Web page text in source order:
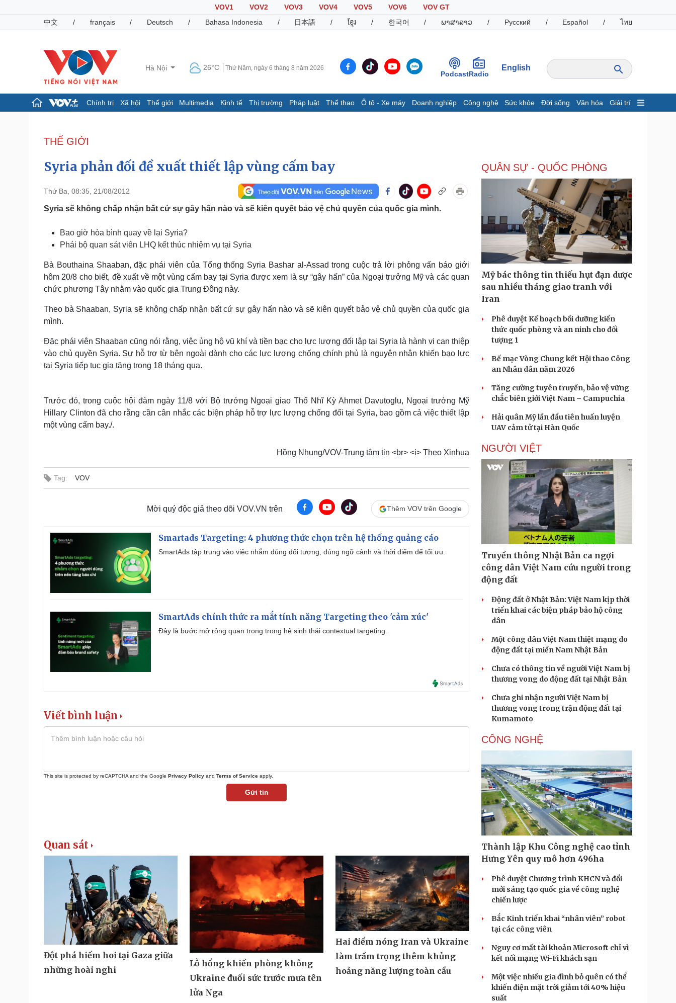
VOV1 VOV2 VOV3 VOV4 VOV5 VOV6
VOV GT
中文
/ français / Deutsch / Bahasa Indonesia / 日本語 / ខ្មែរ / 한국어 / ພາສາລາວ / Русский / Español / ไทย
Hà Nội 26°C Thứ Năm, ngày 6 tháng 8 năm 2026
PodcastRadio
English
Chính trị Xã hội Thế giới Multimedia Kinh tế Thị trường Pháp luật Thể thao Ô tô - Xe máy Doanh nghiệp Công nghệ Sức khỏe Đời sống Văn hóa Giải trí
Đảng
Tổ chức nhân sự
Nhận diện sự thật
Giáo dục
Dấu ấn VOV
Chứng khoán
Giá cà phê
Pháp luật
Tin nóng
Tư vấn luật
Quân sự - Quốc phòng
Việt Nam
Phân tích
Thể thao
Thế giới thể thao
Hậu trường
Ô tô - Xe máy
Thông tin doanh nghiệp
Vì cộng đồng
Công nghệ
Sành điệu
Tin Công nghệ
Trải nghiệm
Chuyển đổi số
Sức khỏe
Dinh dưỡng - món ngon
Cây thuốc
Sản phụ khoa
Nhi khoa
Làm đẹp - giảm cân
Phòng mạch online
Ăn sạch sống khỏe
Đời sống
Nhà đẹp
Blog
Tình yêu - Gia đình
Văn hóa
Văn học
Âm nhạc
Giải trí
Thời trang
Sao Việt
Du lịch
Săn Tour
check-in
Podcast
Câu chuyện thời sự
Cửa sổ tình yêu
Kể chuyện cho bé
Hạt giống tâm hồn
THẾ GIỚI
Syria phản đối đề xuất thiết lập vùng cấm bay
Thứ Ba, 08:35, 21/08/2012
Syria sẽ không chấp nhận bất cứ sự gây hấn nào và sẽ kiên quyết bảo vệ chủ quyền của quốc gia mình.
Bao giờ hòa bình quay về lại Syria?
Phái bộ quan sát viên LHQ kết thúc nhiệm vụ tại Syria
Bà Bouthaina Shaaban, đặc phái viên của Tổng thống Syria Bashar al-Assad trong cuộc trả lời phỏng vấn báo giới
hôm 20/8 cho biết, đề xuất về một vùng cấm bay tại Syria được xem là sự “gây hấn” của Ngoại trưởng Mỹ và các quan
chức phương Tây nhằm vào quốc gia Trung Đông này.
Theo bà Shaaban, Syria sẽ không chấp nhận bất cứ sự gây hấn nào và sẽ kiên quyết bảo vệ chủ quyền của quốc gia
mình.
Đặc phái viên Shaaban cũng nói rằng, việc ủng hộ vũ khí và tiền bạc cho lực lượng đối lập tại Syria là hành vi can thiệp
vào chủ quyền Syria. Sự hỗ trợ từ bên ngoài dành cho các lực lượng chống chính phủ là nguyên nhân khiến bạo lực
tại Syria tiếp tục gia tăng trong 18 tháng qua.
Trước đó, trong cuộc hội đàm ngày 11/8 với Bộ trưởng Ngoại giao Thổ Nhĩ Kỳ Ahmet Davutoglu, Ngoại trưởng Mỹ
Hillary Clinton đã cho rằng cần cân nhắc các biện pháp hỗ trợ lực lượng chống đối tại Syria, bao gồm cả việc thiết lập
một vùng cấm bay./.
Hồng Nhung/VOV-Trung tâm tin <br> <i> Theo Xinhua
Tag: VOV
Mời quý độc giả theo dõi VOV.VN trên Thêm VOV trên Google
Smartads Targeting: 4 phương thức chọn trên hệ thống quảng cáo
SmartAds tập trung vào việc nhắm đúng đối tượng, đúng ngữ cảnh và thời điểm để tối ưu.
SmartAds chính thức ra mắt tính năng Targeting theo 'cảm xúc'
Đây là bước mở rộng quan trọng trong hệ sinh thái contextual targeting.
Viết bình luận
This site is protected by reCAPTCHA and the Google Privacy Policy and Terms of Service apply.
Gửi tin
Quan sát
Đột phá hiếm hoi tại Gaza giữa
những hoài nghi
Lỗ hổng khiến phòng không
Ukraine đuối sức trước mưa tên
lửa Nga
Hai điểm nóng Iran và Ukraine
làm trầm trọng thêm khủng
hoảng năng lượng toàn cầu
QUÂN SỰ - QUỐC PHÒNG
Mỹ bác thông tin thiếu hụt đạn dược
sau nhiều tháng giao tranh với
Iran
Phê duyệt Kế hoạch bồi dưỡng kiến
thức quốc phòng và an ninh cho đối
tượng 1
Bế mạc Vòng Chung kết Hội thao Công
an Nhân dân năm 2026
Tăng cường tuyên truyền, bảo vệ vững
chắc biên giới Việt Nam – Campuchia
Hải quân Mỹ lần đầu tiên huấn luyện
UAV cảm tử tại Hàn Quốc
NGƯỜI VIỆT
Truyền thông Nhật Bản ca ngợi
công dân Việt Nam cứu người trong
động đất
Động đất ở Nhật Bản: Việt Nam kịp thời
triển khai các biện pháp bảo hộ công
dân
Một công dân Việt Nam thiệt mạng do
động đất tại miền Nam Nhật Bản
Chưa có thông tin về người Việt Nam bị
thương vong do động đất tại Nhật Bản
Chưa ghi nhận người Việt Nam bị
thương vong trong trận động đất tại
Kumamoto
CÔNG NGHỆ
Thành lập Khu Công nghệ cao tỉnh
Hưng Yên quy mô hơn 496ha
Phê duyệt Chương trình KHCN và đổi
mới sáng tạo quốc gia về công nghệ
chiến lược
Bắc Kinh triển khai “nhân viên” robot
tại các công viên
Nguy cơ mất tài khoản Microsoft chỉ vì
kết nối mạng Wi-Fi khách sạn
Một việc nhiều gia đình bỏ quên có thể
khiến điện mặt trời giảm tới 40% hiệu
suất